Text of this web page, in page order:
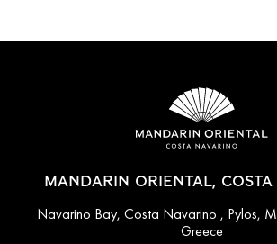
MANDARIN ORIENTAL, COSTA
Navarino Bay, Costa Navarino , Pylos,
Greece